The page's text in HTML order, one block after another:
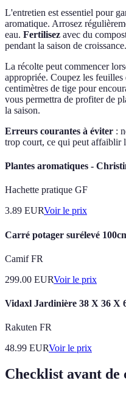
L'entretien est essentiel pour
aromatique. Arrosez
eau. Fertilisez avec du
pendant la saison de croissance.
La récolte peut commencer
appropriée. Coupez les
centimètres de tige pour
vous permettra de profiter de
la saison.
Erreurs courantes à éviter :
trop court, ce qui peut affaiblir
Plantes aromatiques -
Hachette pratique GF
3.89 EURVoir le prix
Carré potager surélevé
Camif FR
299.00 EURVoir le prix
Vidaxl Jardinière 38 X 36 X
Rakuten FR
48.99 EURVoir le prix
Checklist avant de